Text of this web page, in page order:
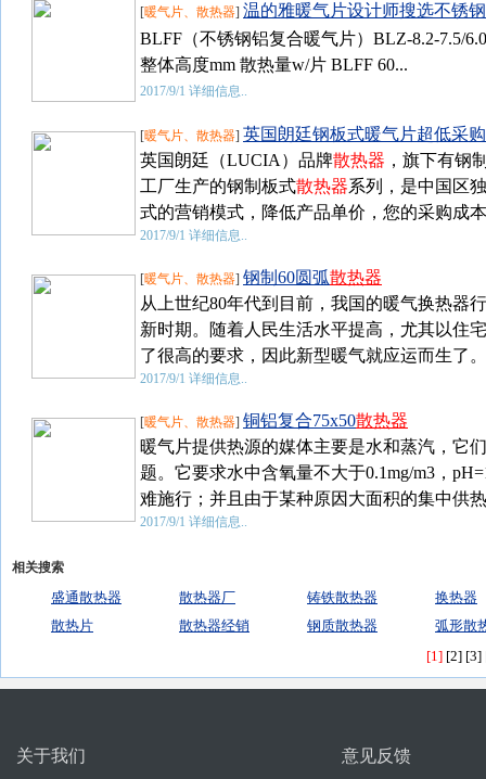
[暖气片、散热器] 温的雅暖气片设计师搜选不锈
BLFF（不锈钢铝复合暖气片）BLZ-8.2-7.5/
整体高度mm 散热量w/片 BLFF 60...
2017/9/1 详细信息..
[暖气片、散热器] 英国朗廷钢板式暖气片超低采
英国朗廷（LUCIA）品牌散热器 ，旗下有钢
工厂生产的钢制板式散热器系列，是中国区
式的营销模式，降低产品单价，您的采购成
2017/9/1 详细信息..
[暖气片、散热器] 钢制60圆弧散热器
从上世纪80年代到目前，我国的暖气换热器
新时期。随着人民生活水平提高，尤其以住
了很高的要求，因此新型暖气就应运而生了
2017/9/1 详细信息..
[暖气片、散热器] 铜铝复合75x50散热器
暖气片提供热源的媒体主要是水和蒸汽，它
题。它要求水中含氧量不大于0.1mg/m3，
难施行；并且由于某种原因大面积的集中供
2017/9/1 详细信息..
相关搜索
盛通散热器 散热器厂 铸铁散热器
换热器
散热片
散热器经销 钢质散热器
弧形散
[1] [2] [3]
关于我们 意见反馈